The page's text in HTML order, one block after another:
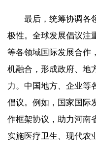
最后，统筹协调各
极性。全球发展倡议注
等各领域国际发展合作
机融合，形成政府、地
力。中国地方、企业等
倡议。例如，国家国际
作框架协议，助力河南
实施医疗卫生、现代农